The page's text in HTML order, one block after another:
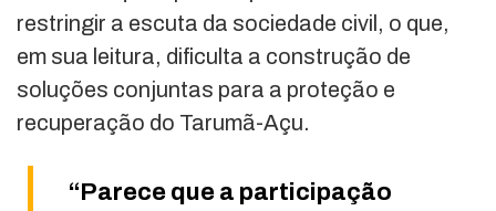
restringir a escuta da sociedade civil, o que,
em sua leitura, dificulta a construção de
soluções conjuntas para a proteção e
recuperação do Tarumã-Açu.
“Parece que a participação